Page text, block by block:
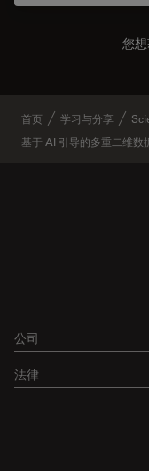
您
首页 学习与分享
基于 AI 引导的多重二维数
公司
法律